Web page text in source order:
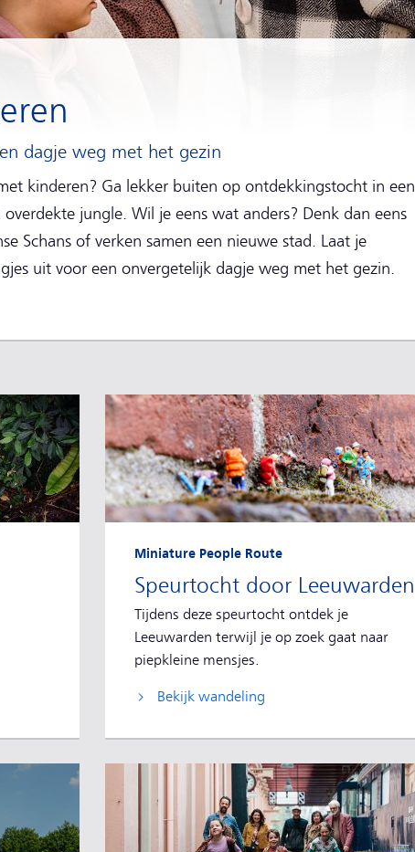
dagje weg met het gezin
kinderen? Ga lekker buiten op ontdekkingstocht in een
jungle. Wil je eens wat anders? Denk dan eens
Schans of verken samen een nieuwe stad. Laat je
uit voor een onvergetelijk dagje weg met het gezin.
Speurtocht door Leeuwarden
Miniature People Route
Tijdens deze speurtocht ontdek je
Leeuwarden terwijl je op zoek gaat naar
piepkleine mensjes.
Bekijk wandeling